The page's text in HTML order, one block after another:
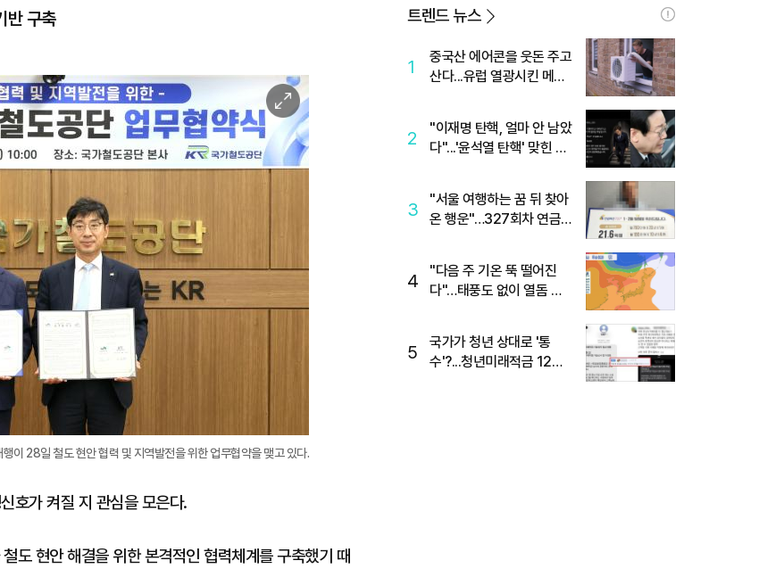
반 구축
이
미
지
확
이 28일 철도 현안 협력 및 지역발전을 위한 업무협약을 맺고 있다.
호가 켜질 지 관심을 모은다.
도 현안 해결을 위한 본격적인 협력체계를 구축했기 때
트렌드 뉴스
1
중국산 에어콘을 웃돈 주고
산다...유럽 열광시킨 메이
2
"이재명 탄핵, 얼마 안 남았
다"...'윤석열 탄핵' 맞힌 무
3
"서울 여행하는 꿈 뒤 찾아
온 행운"…327회차 연금
4
"다음 주 기온 뚝 떨어진
다"…태풍도 없이 열돔 박
5
국가가 청년 상대로 '통
수'?...청년미래적금 12%